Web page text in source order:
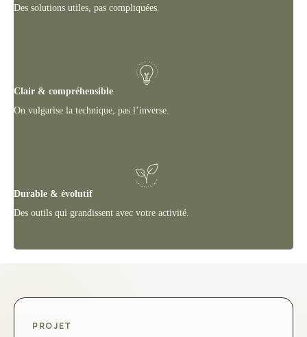
Des solutions utiles, pas compliquées.
Clair & compréhensible
On vulgarise la technique, pas l’inverse.
Durable & évolutif
Des outils qui grandissent avec votre activité.
PROJET